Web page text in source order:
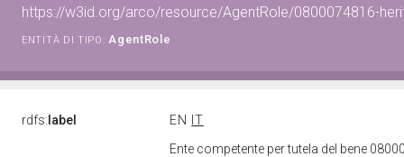
https://w3id.org/arco/resource/AgentRole/0800074816-
ENTITÀ DI TIPO: AgentRole
rdfs: label EN
IT
Ente competente per tutela del bene